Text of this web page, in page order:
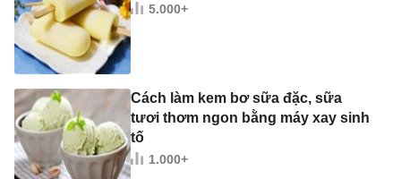
5.000+
Cách làm kem bơ sữa đặc, sữa
tươi thơm ngon bằng máy xay sinh
tố
1.000+